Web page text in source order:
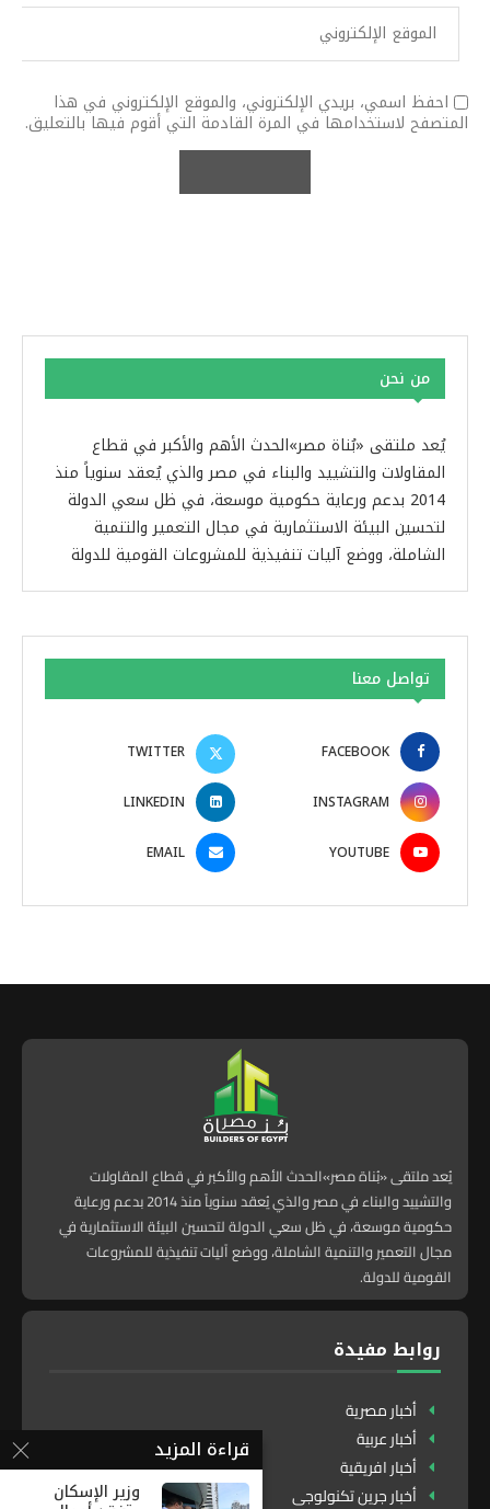
احفظ اسمي، بريدي الإلكتروني، والموقع الإلكتروني في هذا
المتصفح لاستخدامها في المرة القادمة التي أقوم فيها بالتعليق.
من نحن
يُعد ملتقى «بُناة مصر»الحدث الأهم والأكبر في قطاع
المقاولات والتشييد والبناء في مصر والذي يُعقد سنوياً منذ
2014 بدعم ورعاية حكومية موسعة، في ظل سعي الدولة
لتحسين البيئة الاستثمارية في مجال التعمير والتنمية
الشاملة، ووضع آليات تنفيذية للمشروعات القومية للدولة
تواصل معنا
FACEBOOK
TWITTER
INSTAGRAM
LINKEDIN
YOUTUBE
EMAIL
يُعد ملتقى «بُناة مصر»الحدث الأهم والأكبر في قطاع المقاولات
والتشييد والبناء في مصر والذي يُعقد سنوياً منذ 2014 بدعم ورعاية
حكومية موسعة، في ظل سعي الدولة لتحسين البيئة الاستثمارية في
مجال التعمير والتنمية الشاملة، ووضع آليات تنفيذية للمشروعات
القومية للدولة.
روابط مفيدة
أخبار مصرية
أخبار عربية
أخبار افريقية
أخبار جرين تكنولوجى
قراءة المزيد
وزير الإسكان